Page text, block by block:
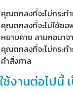
คุณตกลงที่จะไม่กระทำ
คุณตกลงที่จะไม่ใช้ซอ
หยาบคาย ลามกอนาจ
คุณตกลงที่จะไม่กระท
คำสั่งศาล
ช้งานต่อไปนี้